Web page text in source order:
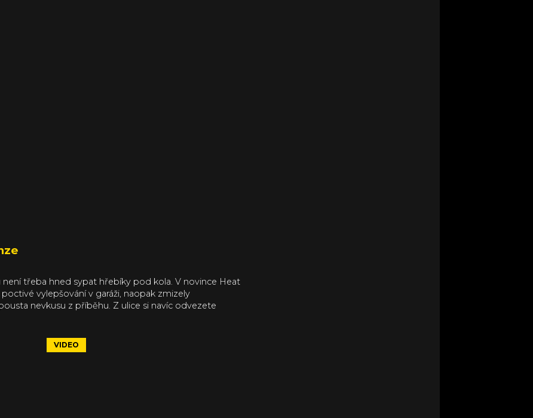
třeba hned sypat hřebíky pod kola. V novince Heat
vylepšování v garáži, naopak zmizely
nevkusu z příběhu. Z ulice si navíc odvezete
VIDEO